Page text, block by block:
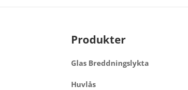
Produkter
Glas Breddningslykta
Huvlås